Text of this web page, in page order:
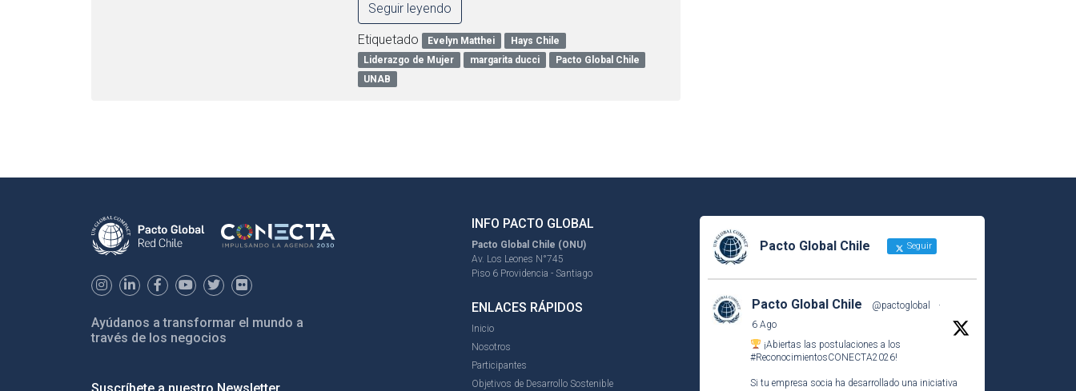
Seguir leyendo
Etiquetado Evelyn Matthei
Hays Chile
Liderazgo de Mujer
margarita ducci
Pacto Global Chile
UNAB
Ayúdanos a transformar el mundo a
través de los negocios
INFO PACTO GLOBAL
Pacto Global Chile (ONU)
Av. Los Leones N°745
Piso 6 Providencia - Santiago
ENLACES RÁPIDOS
Inicio
Nosotros
Participantes
Objetivos de Desarrollo Sostenible
Pacto Global Chile Seguir
Pacto Global Chile @pactoglobal
·
6 Ago
¡Abiertas las postulaciones a los
#ReconocimientosCONECTA2026!
Si tu empresa socia ha desarrollado una iniciativa